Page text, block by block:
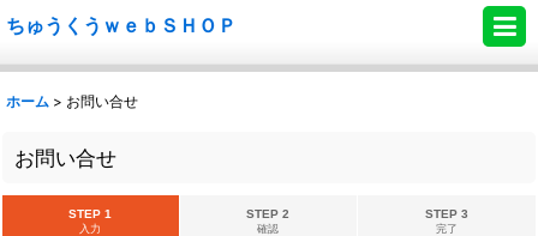
ちゅうくうｗｅｂＳＨＯＰ
ホーム > お問い合せ
お問い合せ
STEP 1
入力
STEP 2
確認
STEP 3
完了